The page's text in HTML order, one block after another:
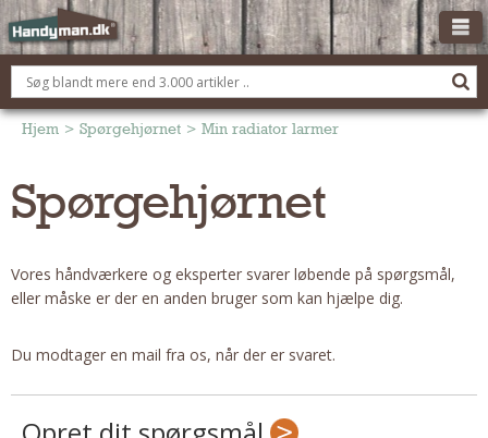
OM HANDYMAN.DK
FÅ 3 TILBUD
BOLIG KØBERÅDGIVNING
Montage Og Nybyg
Reparation Og Vedligehold
Om Materialer
Om Værktøj
Hjem > Spørgehjørnet > Min radiator larmer
Spørgehjørnet
Vores håndværkere og eksperter svarer løbende på spørgsmål,
eller måske er der en anden bruger som kan hjælpe dig.
Du modtager en mail fra os, når der er svaret.